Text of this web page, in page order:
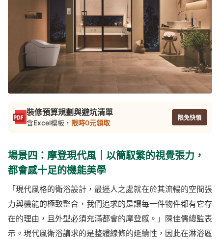
裝修預算規劃與避坑清單
含Excel模板， 限時0元領取
限免快領
場景四：摩登現代風｜以簡馭繁的視覺張力，
都會感十足的機能美學
「現代風格的衛浴設計，最迷人之處就在於其流暢的空間張
力與機能的極致整合，我們追求的是讓每一件物件都有它存
在的理由，且外型必須充滿都會的摩登感。」陳佳儒總監表
示。現代風衛浴講求的是整體線條的延續性，因此在淋浴區